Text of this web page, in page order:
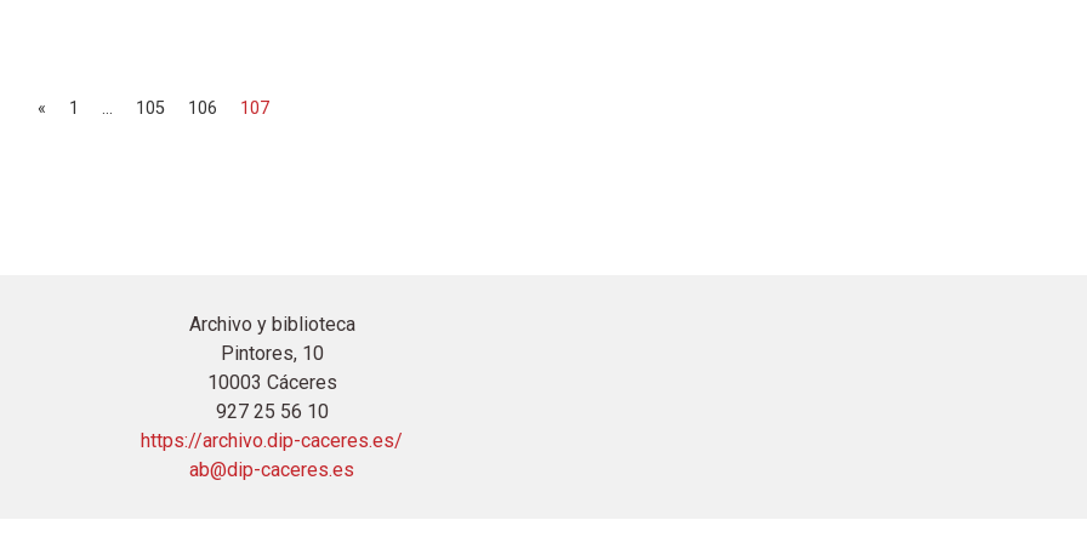
Navegación de entradas
« 1 … 105 106 107
Archivo y biblioteca
Pintores, 10
10003 Cáceres
927 25 56 10
https://archivo.dip-caceres.es/
ab@dip-caceres.es